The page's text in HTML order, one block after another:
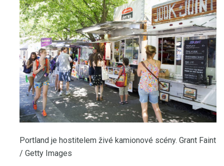
Portland je hostitelem živé kamionové scény. Grant Faint
/ Getty Images